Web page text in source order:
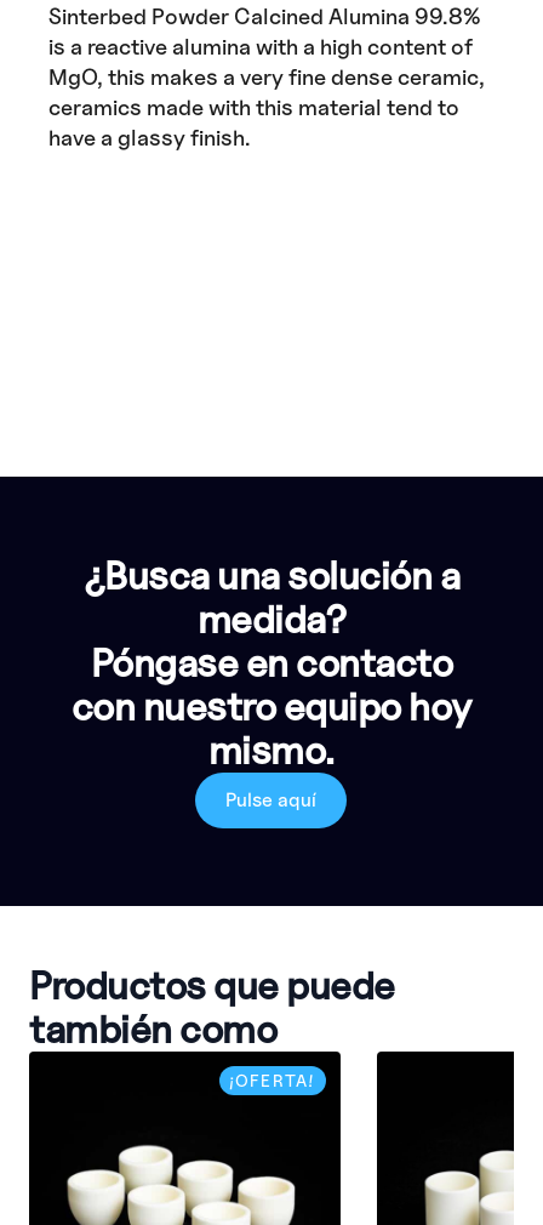
Sinterbed Powder Calcined Alumina 99.8%
is a reactive alumina with a high content of
MgO, this makes a very fine dense ceramic,
ceramics made with this material tend to
have a glassy finish.
¿Busca una solución a
medida?
Póngase en contacto
con nuestro equipo hoy
mismo.
Pulse aquí
Productos que puede
también como
¡OFERTA!